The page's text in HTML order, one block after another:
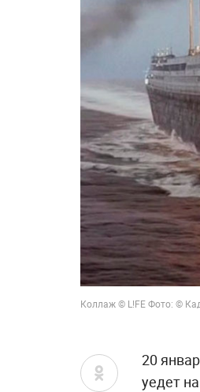
Коллаж © L!FE Фото: ©
20
уедет